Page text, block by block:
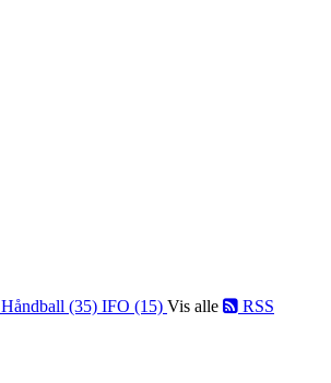
Håndball (35) IFO (15) Vis alle RSS